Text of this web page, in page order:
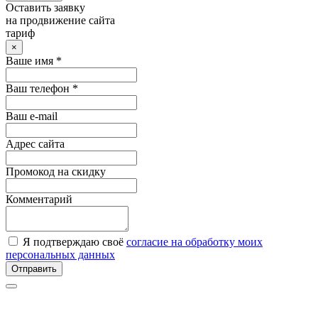
Оставить заявку
на продвижение сайта
тариф
×
Ваше имя *
Ваш телефон *
Ваш e-mail
Адрес сайта
Промокод на скидку
Комментарий
Я подтверждаю своё согласие на обработку моих
персональных данных
Отправить